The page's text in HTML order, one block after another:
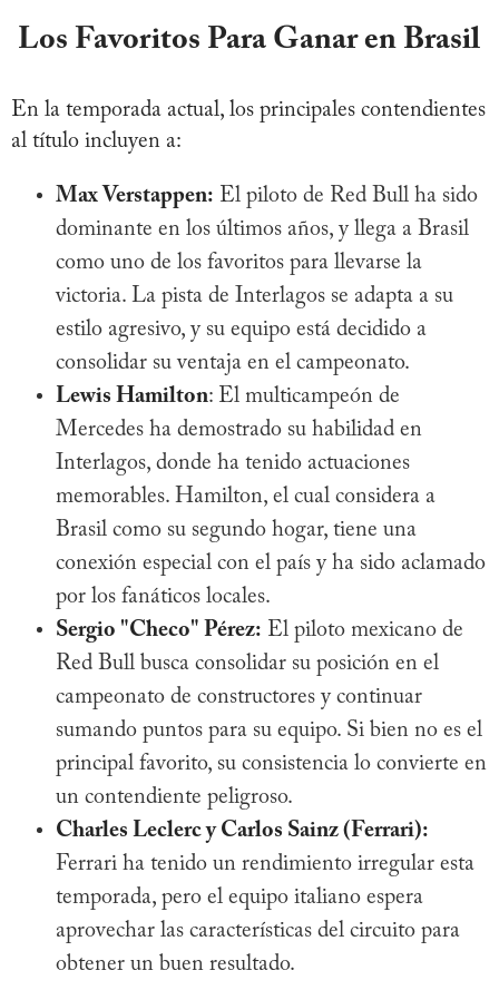
Los Favoritos Para Ganar en Brasil
En la temporada actual, los principales contendientes
al título incluyen a:
Max Verstappen: El piloto de Red Bull ha sido
dominante en los últimos años, y llega a Brasil
como uno de los favoritos para llevarse la
victoria. La pista de Interlagos se adapta a su
estilo agresivo, y su equipo está decidido a
consolidar su ventaja en el campeonato.
Lewis Hamilton: El multicampeón de
Mercedes ha demostrado su habilidad en
Interlagos, donde ha tenido actuaciones
memorables. Hamilton, el cual considera a
Brasil como su segundo hogar, tiene una
conexión especial con el país y ha sido aclamado
por los fanáticos locales.
Sergio "Checo" Pérez: El piloto mexicano de
Red Bull busca consolidar su posición en el
campeonato de constructores y continuar
sumando puntos para su equipo. Si bien no es el
principal favorito, su consistencia lo convierte en
un contendiente peligroso.
Charles Leclerc y Carlos Sainz (Ferrari):
Ferrari ha tenido un rendimiento irregular esta
temporada, pero el equipo italiano espera
aprovechar las características del circuito para
obtener un buen resultado.